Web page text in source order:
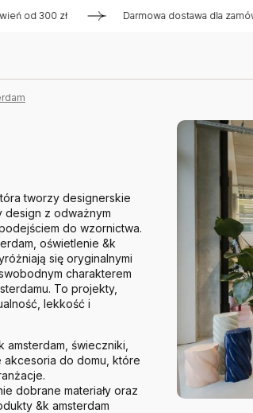
300 zł Darmowa dostawa dla zamówień
tworzy designerskie
design z odważnym
do wzornictwa.
oświetlenie &k
się oryginalnymi
charakterem
To projekty,
lekkość i
świeczniki,
do domu, które
dobrane materiały oraz
&k amsterdam